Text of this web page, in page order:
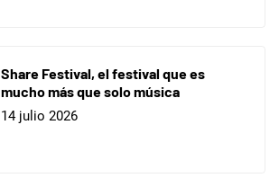
Share Festival, el festival que es
mucho más que solo música
14 julio 2026